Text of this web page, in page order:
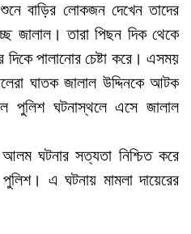
বাড়ির লোকজন দেখেন তাদের
জালাল। তারা পিছন দিক থেকে
দিকে পালানোর চেষ্টা করে। এসময়
ঘাতক জালাল উদ্দিনকে আটক
পুলিশ ঘটনাস্থলে এসে জালাল
ঘটনার সত্যতা নিশ্চিত করে
এ ঘটনায় মামলা দায়েরের